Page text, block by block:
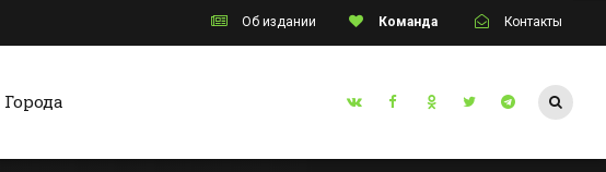
Об издании Команда Контакты
Города